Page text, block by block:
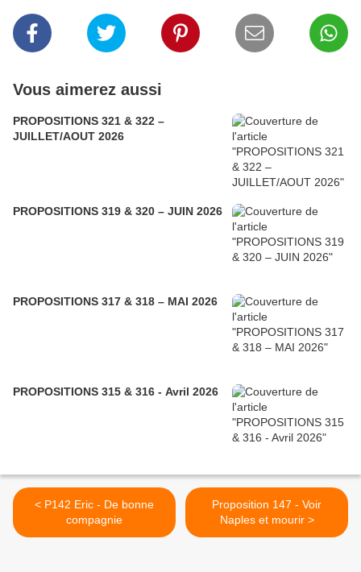
Vous aimerez aussi
PROPOSITIONS 321 & 322 –
JUILLET/AOUT 2026
PROPOSITIONS 319 & 320 – JUIN 2026
PROPOSITIONS 317 & 318 – MAI 2026
PROPOSITIONS 315 & 316 - Avril 2026
< P142 Eric - De bonne
compagnie
Proposition 147 - Voir
Naples et mourir >